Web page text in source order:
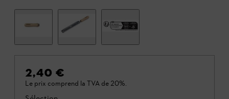
2,40 €
Le prix comprend la TVA de 20%.